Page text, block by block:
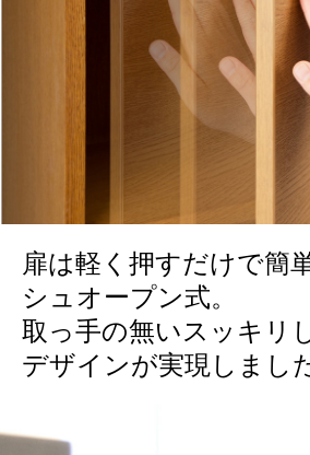
扉は軽く押すだけで簡
シュオープン式。
取っ手の無いスッキリ
デザインが実現しまし